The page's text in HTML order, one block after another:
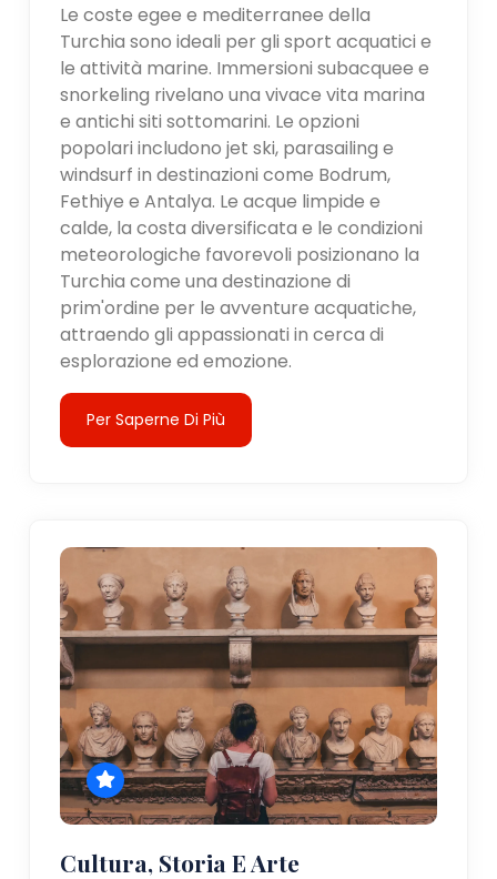
Le coste egee e mediterranee della
Turchia sono ideali per gli sport acquatici e
le attività marine. Immersioni subacquee e
snorkeling rivelano una vivace vita marina
e antichi siti sottomarini. Le opzioni
popolari includono jet ski, parasailing e
windsurf in destinazioni come Bodrum,
Fethiye e Antalya. Le acque limpide e
calde, la costa diversificata e le condizioni
meteorologiche favorevoli posizionano la
Turchia come una destinazione di
prim'ordine per le avventure acquatiche,
attraendo gli appassionati in cerca di
esplorazione ed emozione.
Per Saperne Di Più
Cultura, Storia E Arte